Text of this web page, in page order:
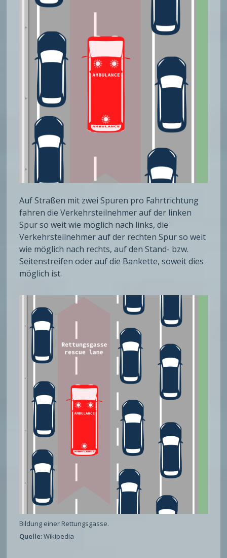
Auf Straßen mit zwei Spuren pro Fahrtrichtung
fahren die Verkehrsteilnehmer auf der linken
Spur so weit wie möglich nach links, die
Verkehrsteilnehmer auf der rechten Spur so weit
wie möglich nach rechts, auf den Stand- bzw.
Seitenstreifen oder auf die Bankette, soweit dies
möglich ist.
Bildung einer Rettungsgasse.
Quelle:Wikipedia